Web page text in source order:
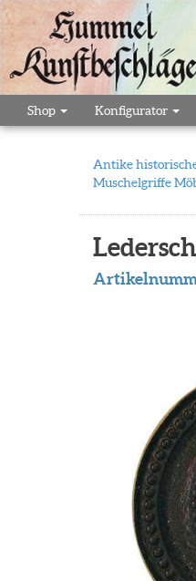
Shop Konfigurator
Antike
Muschelgriffe